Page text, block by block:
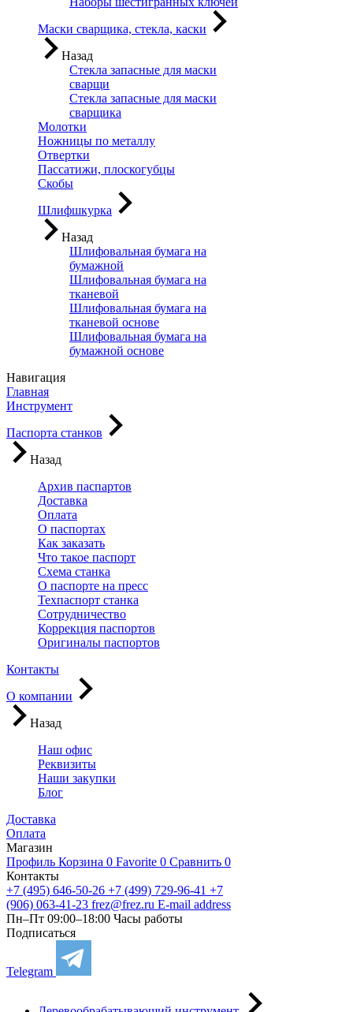
Маски сварщика, стекла, каски
Назад
Стекла запасные для маски
сварщи
Стекла запасные для маски
сварщика
Молотки
Ножницы по металлу
Отвертки
Пассатижи, плоскогубцы
Скобы
Шлифшкурка
Назад
Шлифовальная бумага на
бумажной
Шлифовальная бумага на
тканевой
Шлифовальная бумага на
тканевой основе
Шлифовальная бумага на
бумажной основе
Навигация
Главная
Инструмент
Паспорта станков
Назад
Архив паспартов
Доставка
Оплата
О паспортах
Как заказать
Что такое паспорт
Схема станка
О паспорте на пресс
Техпаспорт станка
Сотрудничество
Коррекция паспортов
Оригиналы паспортов
Контакты
О компании
Назад
Наш офис
Реквизиты
Наши закупки
Блог
Доставка
Оплата
Магазин
Профиль Корзина 0 Favorite 0 Сравнить 0
Контакты
+7 (495) 646-50-26 +7 (499) 729-96-41 +7
(906) 063-41-23 frez@frez.ru E-mail address
Пн–Пт 09:00–18:00 Часы работы
Подписаться
Telegram